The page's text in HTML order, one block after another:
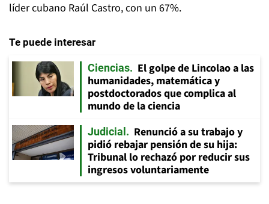
líder cubano Raúl Castro, con un 67%.
Te puede interesar
Ciencias
El golpe de Lincolao a las
humanidades, matemática y
postdoctorados que complica al
mundo de la ciencia
Judicial
Renunció a su trabajo y
pidió rebajar pensión de su hija:
Tribunal lo rechazó por reducir sus
ingresos voluntariamente